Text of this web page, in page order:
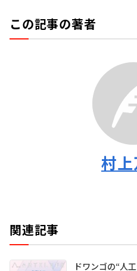
この記事の著者
村
関連記事
ドワンゴの“人